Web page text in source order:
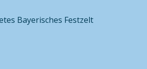
Festzelt